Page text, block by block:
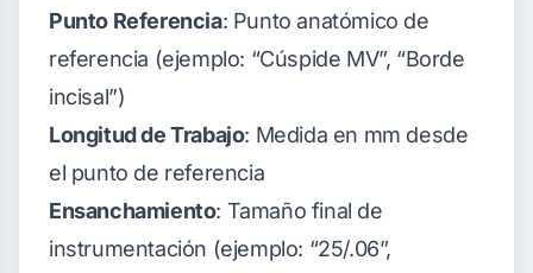
Punto Referencia: Punto anatómico de
referencia (ejemplo: “Cúspide MV”, “Borde
incisal”)
Longitud de Trabajo: Medida en mm desde
el punto de referencia
Ensanchamiento: Tamaño final de
instrumentación (ejemplo: “25/.06”,